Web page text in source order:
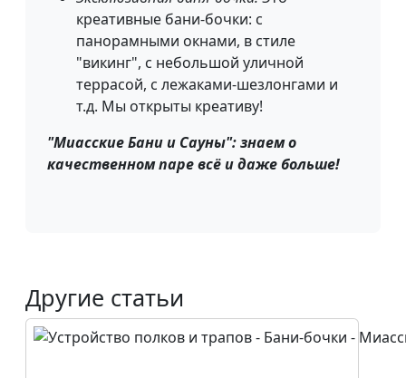
креативные бани-бочки: с
панорамными окнами, в стиле
"викинг", с небольшой уличной
террасой, с лежаками-шезлонгами и
т.д. Мы открыты креативу!
"Миасские Бани и Сауны": знаем о
качественном паре всё и даже больше!
Другие статьи